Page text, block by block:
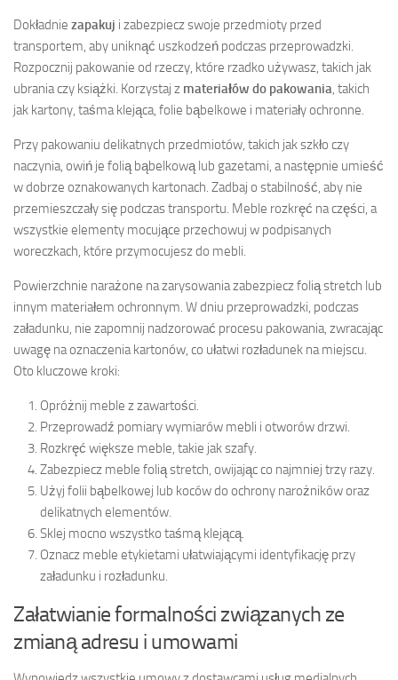
Dokładnie zapakuj i zabezpiecz swoje przedmioty przed
transportem, aby uniknąć uszkodzeń podczas przeprowadzki.
Rozpocznij pakowanie od rzeczy, które rzadko używasz, takich jak
ubrania czy książki. Korzystaj z materiałów do pakowania , takich
jak kartony, taśma klejąca, folie bąbelkowe i materiały ochronne.
Przy pakowaniu delikatnych przedmiotów, takich jak szkło czy
naczynia, owiń je folią bąbelkową lub gazetami, a następnie umieść
w dobrze oznakowanych kartonach. Zadbaj o stabilność, aby nie
przemieszczały się podczas transportu. Meble rozkręć na części, a
wszystkie elementy mocujące przechowuj w podpisanych
woreczkach, które przymocujesz do mebli.
Powierzchnie narażone na zarysowania zabezpiecz folią stretch lub
innym materiałem ochronnym. W dniu przeprowadzki, podczas
załadunku, nie zapomnij nadzorować procesu pakowania, zwracając
uwagę na oznaczenia kartonów, co ułatwi rozładunek na miejscu.
Oto kluczowe kroki:
Opróżnij meble z zawartości.
Przeprowadź pomiary wymiarów mebli i otworów drzwi.
Rozkręć większe meble, takie jak szafy.
Zabezpiecz meble folią stretch, owijając co najmniej trzy razy.
Użyj folii bąbelkowej lub koców do ochrony narożników oraz
delikatnych elementów.
Sklej mocno wszystko taśmą klejącą.
Oznacz meble etykietami ułatwiającymi identyfikację przy
załadunku i rozładunku.
Załatwianie formalności związanych ze
zmianą adresu i umowami